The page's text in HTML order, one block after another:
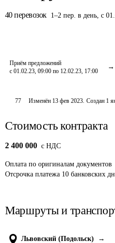
40 перевозок 1–2 пер. в день, с
Приём предложений
с 01.02.23, 09:00 по 12.02.23, 17:00
77 Изменён 13 фев 2023. Создан 1
Стоимость контракта
2 400 000 c НДС
Оплата по оригиналам документов
Отсрочка платежа 10 банковских
Маршруты и
Львовский (Подольск) →